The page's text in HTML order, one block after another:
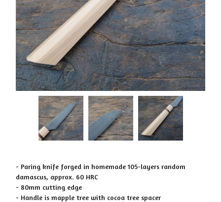
- Paring knife forged in homemade 105-layers random
damascus, approx. 60 HRC
- 80mm cutting edge
- Handle is mapple tree with cocoa tree spacer